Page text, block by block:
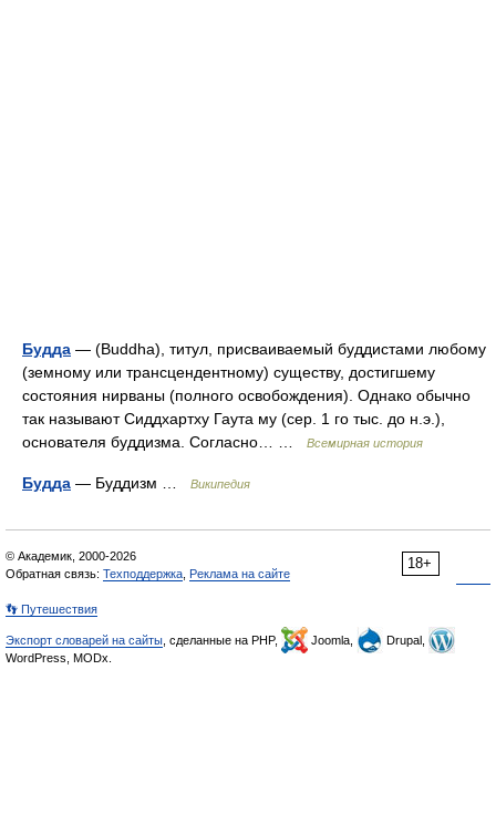
Будда — (Buddha), титул, присваиваемый буддистами любому
(земному или трансцендентному) существу, достигшему
состояния нирваны (полного освобождения). Однако обычно
так называют Сиддхартху Гаута му (сер. 1 го тыс. до н.э.),
основателя буддизма. Согласно… …
Всемирная история
Будда — Буддизм … Википедия
18+
© Академик, 2000-2026
Обратная связь: Техподдержка Реклама на сайте
👣 Путешествия
Экспорт словарей на сайты , сделанные на PHP, Joomla,
Drupal,
WordPress, MODx.